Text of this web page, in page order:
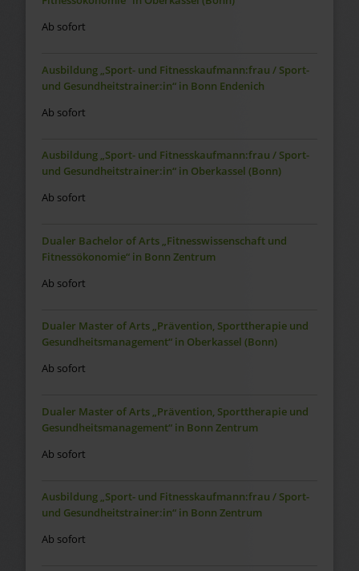
Ab sofort
Ausbildung „Sport- und Fitnesskaufmann:frau / Sport-
und Gesundheitstrainer:in“ in Bonn Endenich
Ab sofort
Ausbildung „Sport- und Fitnesskaufmann:frau / Sport-
und Gesundheitstrainer:in“ in Oberkassel (Bonn)
Ab sofort
Dualer Bachelor of Arts „Fitnesswissenschaft und
Fitnessökonomie“ in Bonn Zentrum
Ab sofort
Dualer Master of Arts „Prävention, Sporttherapie und
Gesundheitsmanagement“ in Oberkassel (Bonn)
Ab sofort
Dualer Master of Arts „Prävention, Sporttherapie und
Gesundheitsmanagement“ in Bonn Zentrum
Ab sofort
Ausbildung „Sport- und Fitnesskaufmann:frau / Sport-
und Gesundheitstrainer:in“ in Bonn Zentrum
Ab sofort